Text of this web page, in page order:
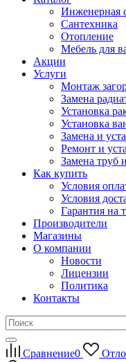
Инженерная
Сантехника
Отопление
Мебель для
Акции
Услуги
Монтаж
Замена
Установка
Установка
Замена и
Ремонт и
Замена труб
Как купить
Условия
Условия
Гарантия на
Производители
Магазины
О компании
Новости
Лицензии
Политика
Контакты
Сравнение0